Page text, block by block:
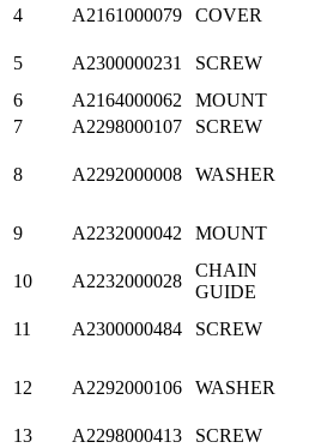
4 A2161000079 COVER
5 A2300000231 SCREW
6
A2164000062 MOUNT
7
A2298000107 SCREW
8 A2292000008 WASHER
9 A2232000042 MOUNT
10 A2232000028
CHAIN
GUIDE
11 A2300000484 SCREW
12 A2292000106 WASHER
13 A2298000413 SCREW